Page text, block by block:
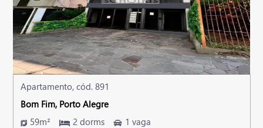
Apartamento, cód. 891
Bom Fim, Porto Alegre
59m²
2 dorms
1 vaga